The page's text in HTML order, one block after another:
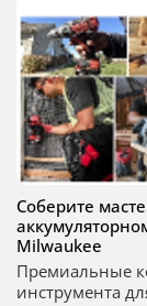
Соберите
Milwaukee
Премиальные
инструмента